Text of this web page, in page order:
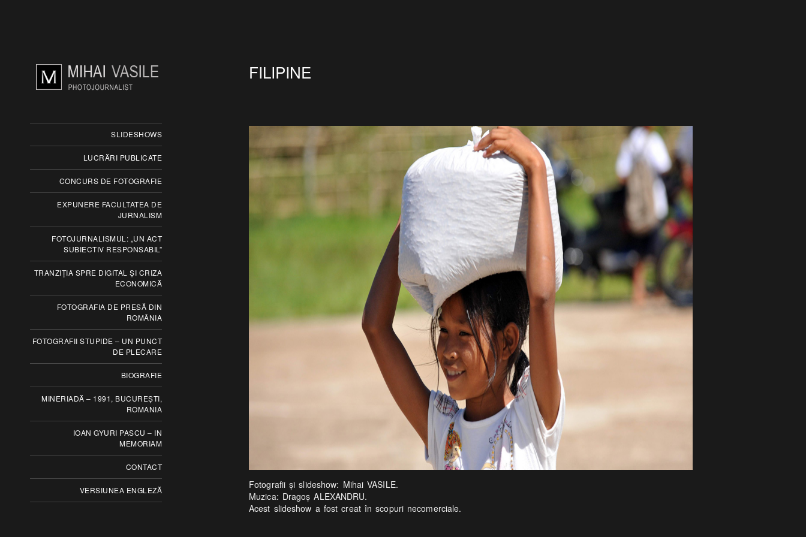
SLIDESHOWS
LUCRĂRI PUBLICATE
CONCURS DE FOTOGRAFIE
EXPUNERE FACULTATEA DE
JURNALISM
FOTOJURNALISMUL: „UN ACT
SUBIECTIV RESPONSABIL”
TRANZIȚIA SPRE DIGITAL ȘI CRIZA
ECONOMICĂ
FOTOGRAFIA DE PRESĂ DIN
ROMÂNIA
FOTOGRAFII STUPIDE – UN PUNCT
DE PLECARE
BIOGRAFIE
MINERIADĂ – 1991, BUCUREȘTI,
ROMANIA
IOAN GYURI PASCU – IN
MEMORIAM
CONTACT
VERSIUNEA ENGLEZĂ
FILIPINE
Fotografii şi slideshow: Mihai VASILE.
Muzica: Dragoş ALEXANDRU.
Acest slideshow a fost creat în scopuri necomerciale.